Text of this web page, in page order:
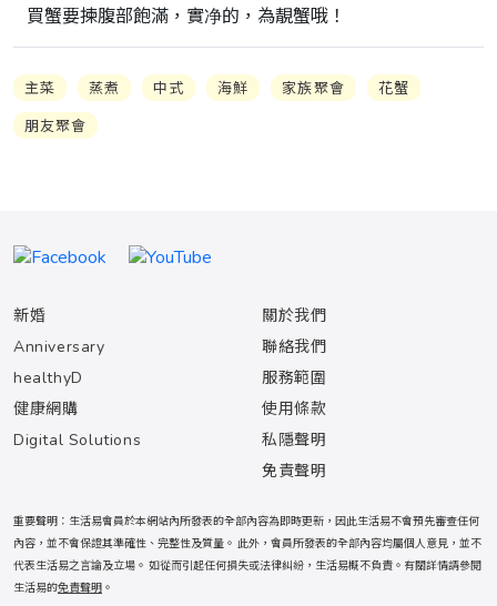
買蟹要揀腹部飽滿，實净的，為靚蟹哦！
主菜 蒸煮 中式 海鮮 家族聚會
花蟹
朋友聚會
新婚
Anniversary
healthyD
健康網購
Digital Solutions
關於我們
聯絡我們
服務範圍
使用條款
私隱聲明
免責聲明
重要聲明：生活易會員於本網站內所發表的全部內容為即時更新，因此生活易不會預先審查任何
內容，並不會保證其準確性、完整性及質量。 此外，會員所發表的全部內容均屬個人意見，並不
代表生活易之言論及立場。 如從而引起任何損失或法律糾紛，生活易概不負責。有關詳情請參閱
生活易的免責聲明 。